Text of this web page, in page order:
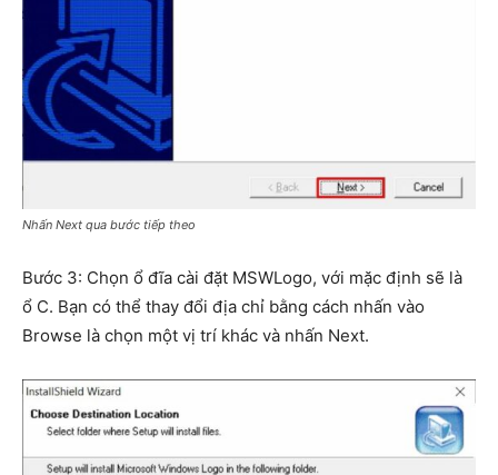
Nhấn Next qua bước tiếp theo
Bước 3: Chọn ổ đĩa cài đặt MSWLogo, với mặc định sẽ là
ổ C. Bạn có thể thay đổi địa chỉ bằng cách nhấn vào
Browse là chọn một vị trí khác và nhấn Next.